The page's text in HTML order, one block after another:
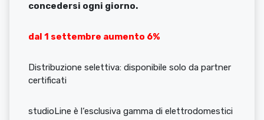
concedersi ogni giorno.
dal 1 settembre aumento 6%
Distribuzione selettiva: disponibile solo da partner
certificati
studioLine è l‘esclusiva gamma di elettrodomestici